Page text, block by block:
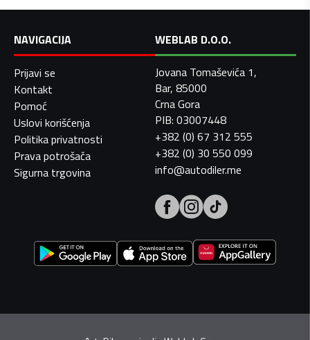
NAVIGACIJA
Prijavi se
Kontakt
Pomoć
Uslovi korišćenja
Politika privatnosti
Prava potrošača
Sigurna trgovina
WEBLAB D.O.O.
Jovana Tomaševića 1,
Bar, 85000
Crna Gora
PIB: 03007448
+382 (0) 67 312 555
+382 (0) 30 550 099
info@autodiler.me